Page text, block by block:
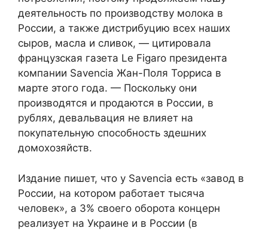
деятельность по производству молока в
России, а также дистрибуцию всех наших
сыров, масла и сливок, — цитировала
французская газета Le Figaro президента
компании Savencia Жан-Поля Торриса в
марте этого года. — Поскольку они
производятся и продаются в России, в
рублях, девальвация не влияет на
покупательную способность здешних
домохозяйств.
Издание пишет, что у Savencia есть «завод в
России, на котором работает тысяча
человек», а 3% своего оборота концерн
реализует на Украине и в России (в